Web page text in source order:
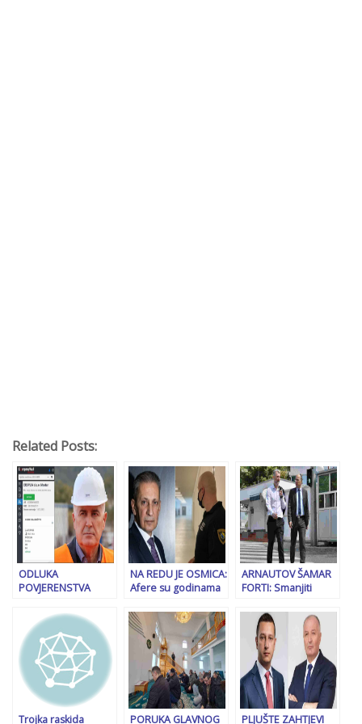
Related Posts:
ODLUKA
POVJERENSTVA
Dragan Čović će biti
javno saslušan
zbog…
NA REDU JE OSMICA:
Afere su godinama
obavještajne službe
Osmana
Mehmedagića, dok
je bio u pritvoru…
ARNAUTOV ŠAMAR
FORTI: Smanjiti
biće novca za veći
minimalac
Trojka raskida
PORUKA GLAVNOG
PLJUŠTE ZAHTJEVI